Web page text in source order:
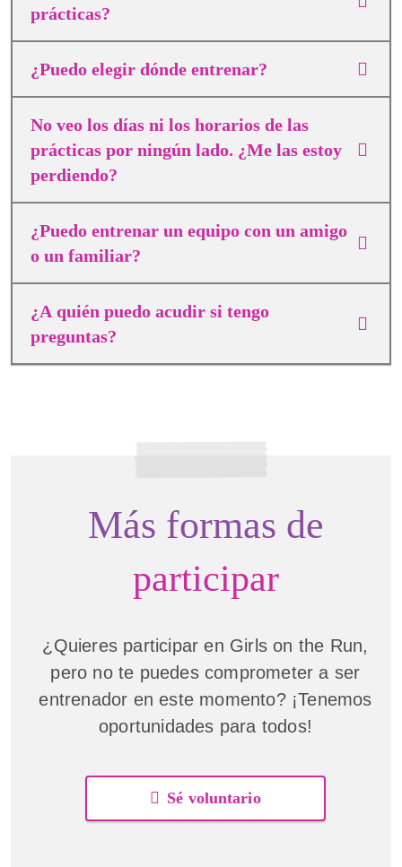
prácticas?
¿Puedo elegir dónde entrenar?
No veo los días ni los horarios de las
prácticas por ningún lado. ¿Me las estoy
perdiendo?
¿Puedo entrenar un equipo con un amigo
o un familiar?
¿A quién puedo acudir si tengo
preguntas?
Más formas de
participar
¿Quieres participar en Girls on the Run,
pero no te puedes comprometer a ser
entrenador en este momento? ¡Tenemos
oportunidades para todos!
Sé voluntario